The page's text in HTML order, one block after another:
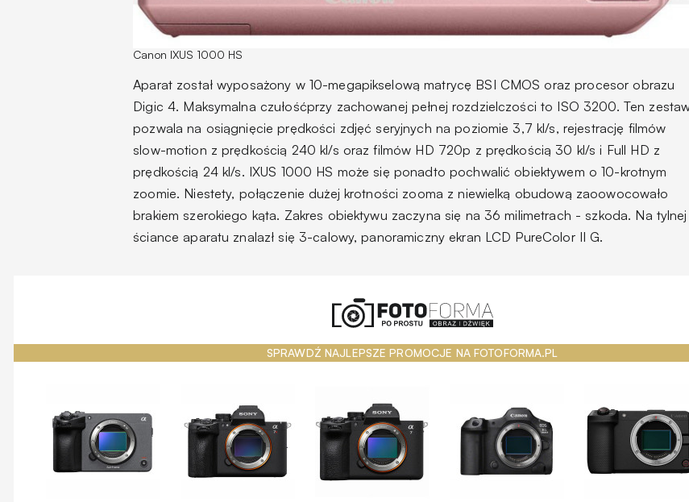
Canon IXUS 1000 HS
Aparat został wyposażony w 10-megapikselową matrycę BSI CMOS oraz procesor obrazu
Digic 4. Maksymalna czułośćprzy zachowanej pełnej rozdzielczości to ISO 3200. Ten
pozwala na osiągnięcie prędkości zdjęć seryjnych na poziomie 3,7 kl/s, rejestrację filmów
slow-motion z prędkością 240 kl/s oraz filmów HD 720p z prędkością 30 kl/s i Full HD z
prędkością 24 kl/s. IXUS 1000 HS może się ponadto pochwalić obiektywem o 10-krotnym
zoomie. Niestety, połączenie dużej krotności zooma z niewielką obudową zaoowocowało
brakiem szerokiego kąta. Zakres obiektywu zaczyna się na 36 milimetrach - szkoda. Na tylnej
ściance aparatu znalazł się 3-calowy, panoramiczny ekran LCD PureColor II G.
SPRAWDŹ NAJLEPSZE PROMOCJE NA FOTOFORMA.PL